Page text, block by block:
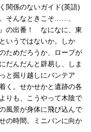
関係のないガイド(英語)
そんなときこそ……、
』の出番！ なになに、東
いうではないか。しか
ためだろうか、ロープが
だんだんと辟易し、しま
と掘り越しにバンテア
く。せかせかと遺跡の各
りも、こうやって木陰で
風景が身体に飛び込んで
の時間。ミニバンに向か